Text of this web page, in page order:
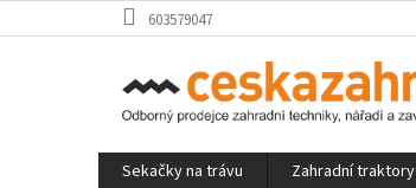
na
603579047
Sekačky na trávu Zahradní traktory